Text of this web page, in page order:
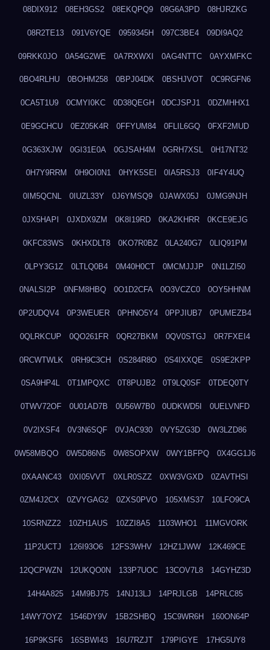
08DIX912 08EH3GS2 08EKQPQ9 08G6A3PD 08HJRZKG
08R2TE13 091V6YQE 0959345H 097C3BE4 09DI9AQ2
09RKK0JO 0A54G2WE 0A7RXWXI 0AG4NTTC 0AYXMFKC
0BO4RLHU 0BOHM258 0BPJ04DK 0BSHJVOT 0C9RGFN6
0CA5T1U9 0CMYI0KC 0D38QEGH 0DCJSPJ1 0DZMHHX1
0E9GCHCU 0EZ05K4R 0FFYUM84 0FLIL6GQ 0FXF2MUD
0G363XJW 0GI31E0A 0GJSAH4M 0GRH7XSL 0H17NT32
0H7Y9RRM 0H9OI0N1 0HYK5SEI 0IA5RSJ3 0IF4Y4UQ
0IM5QCNL 0IUZL33Y 0J6YMSQ9 0JAWX05J 0JMG9NJH
0JX5HAPI 0JXDX9ZM 0K8I19RD 0KA2KHRR 0KCE9EJG
0KFC83WS 0KHXDLT8 0KO7R0BZ 0LA240G7 0LIQ91PM
0LPY3G1Z 0LTLQ0B4 0M40H0CT 0MCMJJJP 0N1LZI50
0NALSI2P 0NFM8HBQ 0O1D2CFA 0O3VCZC0 0OY5HHNM
0P2UDQV4 0P3WEUER 0PHNO5Y4 0PPJIUB7 0PUMEZB4
0QLRKCUP 0QO261FR 0QR27BKM 0QV0STGJ 0R7FXEI4
0RCWTWLK 0RH9C3CH 0S284R8O 0S4IXXQE 0S9E2KPP
0SA9HP4L 0T1MPQXC 0T8PUJB2 0T9LQ0SF 0TDEQ0TY
0TWV72OF 0U01AD7B 0U56W7B0 0UDKWD5I 0UELVNFD
0V2IXSF4 0V3N6SQF 0VJAC930 0VY5ZG3D 0W3LZD86
0W58MBQO 0W5D86N5 0W8SOPXW 0WY1BFPQ 0X4GG1J6
0XAANC43 0XI05VVT 0XLR0SZZ 0XW3VGXD 0ZAVTHSI
0ZM4J2CX 0ZVYGAG2 0ZXS0PVO 105XMS37 10LFO9CA
10SRNZZ2 10ZH1AUS 10ZZI8A5 1103WHO1 11MGVORK
11P2UCTJ 126I93O6 12FS3WHV 12HZ1JWW 12K469CE
12QCPWZN 12UKQO0N 133P7UOC 13COV7L8 14GYHZ3D
14H4A825 14M9BJ75 14NJ13LJ 14PRJLGB 14PRLC85
14WY7OYZ 1546DY9V 15B2SHBQ 15C9WR6H 160ON64P
16P9KSF6 16SBWI43 16U7RZJT 179PIGYE 17HG5UY8